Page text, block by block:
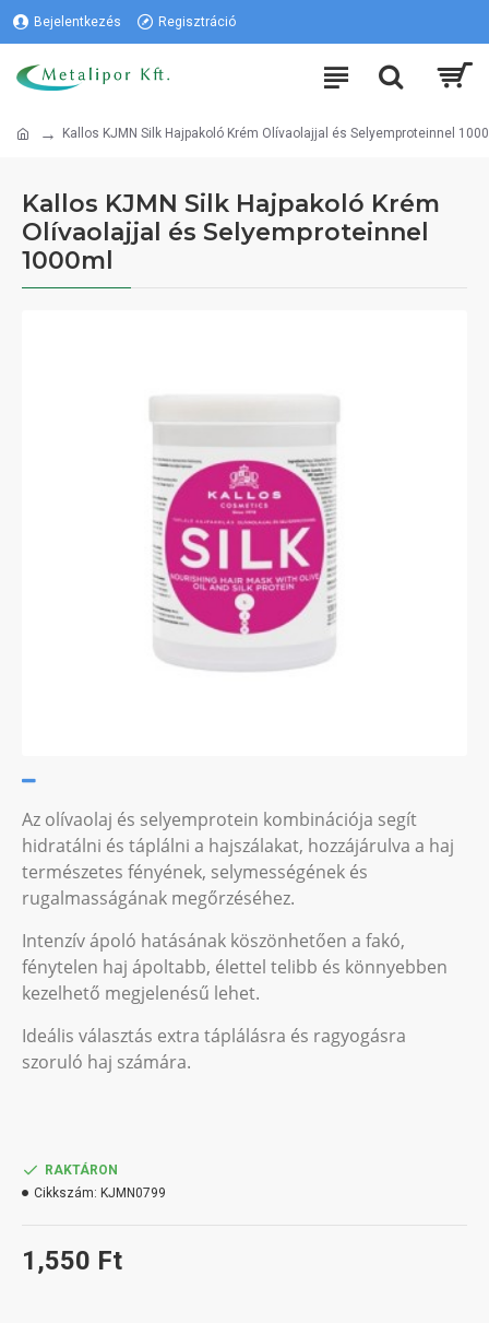
Bejelentkezés Regisztráció
Kallos KJMN Silk Hajpakoló Krém Olívaolajjal és Selyemproteinnel
Kallos KJMN Silk Hajpakoló Krém
Olívaolajjal és Selyemproteinnel
1000ml
Az olívaolaj és selyemprotein kombinációja segít
hidratálni és táplálni a hajszálakat, hozzájárulva a haj
természetes fényének, selymességének és
rugalmasságának megőrzéséhez.
Intenzív ápoló hatásának köszönhetően a fakó,
fénytelen haj ápoltabb, élettel telibb és könnyebben
kezelhető megjelenésű lehet.
Ideális választás extra táplálásra és ragyogásra
szoruló haj számára.
1,550 Ft
RAKTÁRON
Cikkszám: KJMN0799